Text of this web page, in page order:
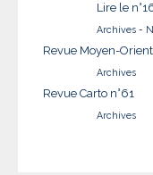
Lire le
Archives -
Revue Moyen-
Archives
Revue Carto n°61
Archives